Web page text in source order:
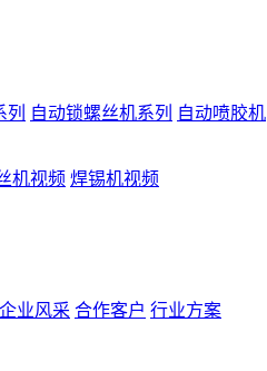
列 自动锁螺丝机系列 自动喷胶机
机视频 焊锡机视频
企业风采 合作客户 行业方案